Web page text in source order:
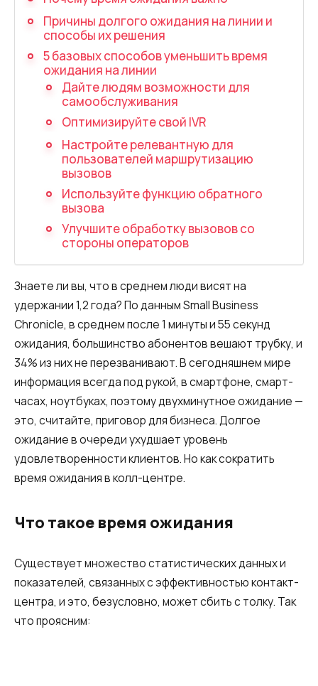
Запись телефонных разговоров
Речевая аналитика
UniTalk Contact Center
SIP-телефония
Автоматизация
Голосовой AI-агент
Автоматическая система
распределения звонков
Голосовой робот
UniTalk Chat
Автообзвон
Автоматический телефонный опрос
Автоматический перезвон клиентам
Автоинформатор
Интерактивное голосовое меню — IVR
Конструктор телефонных событий
Дополнительные услуги
номеров
SMS-рассылки
Причины долгого ожидания на линии и
способы их решения
5 базовых способов уменьшить время
ожидания на линии
Дайте людям возможности для
самообслуживания
Оптимизируйте свой IVR
Настройте релевантную для
пользователей маршрутизацию
вызовов
Используйте функцию обратного
вызова
Улучшите обработку вызовов со
стороны операторов
Знаете ли вы, что в среднем люди висят на
удержании 1,2 года? По данным Small Business
Chronicle, в среднем после 1 минуты и 55 секунд
ожидания, большинство абонентов вешают трубку, и
34% из них не перезванивают. В сегодняшнем мире
информация всегда под рукой, в смартфоне, смарт-
часах, ноутбуках, поэтому двухминутное ожидание —
это, считайте, приговор для бизнеса. Долгое
ожидание в очереди ухудшает уровень
удовлетворенности клиентов. Но как сократить
время ожидания в колл-центре.
Что такое время ожидания
Существует множество статистических данных и
показателей, связанных с эффективностью контакт-
центра, и это, безусловно, может сбить с толку. Так
что проясним: